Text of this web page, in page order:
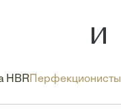
HBR Перфекционисты